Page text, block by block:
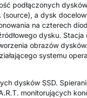
podłączonych
(source), a dysk
na czterech
dysku.
obrazów
systemu
dysków SSD.
monitorujących